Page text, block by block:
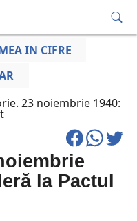
IN CIFRE
23 noiembrie 1940:
la Pactul